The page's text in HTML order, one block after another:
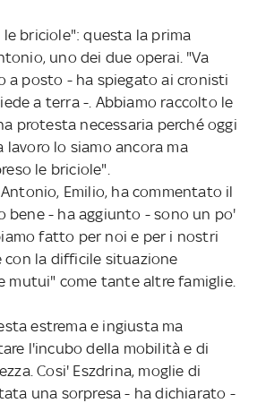
briciole": questa la prima
uno dei due operai. "Va
posto - ha spiegato ai cronisti
a terra -. Abbiamo raccolto le
protesta necessaria perché oggi
lavoro lo siamo ancora ma
le briciole".
Emilio, ha commentato il
bene - ha aggiunto - sono un po'
fatto per noi e per i nostri
con la difficile situazione
mutui" come tante altre famiglie.
estrema e ingiusta ma
l'incubo della mobilità e di
Cosi' Eszdrina, moglie di
una sorpresa - ha dichiarato -